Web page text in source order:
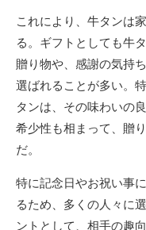
これにより、牛タンは
る。ギフトとしても牛
贈り物や、感謝の気持
選ばれることが多い。
タンは、その味わいの
希少性も相まって、贈
だ。
特に記念日やお祝い事
るため、多くの人々に
ントとして、相手の趣